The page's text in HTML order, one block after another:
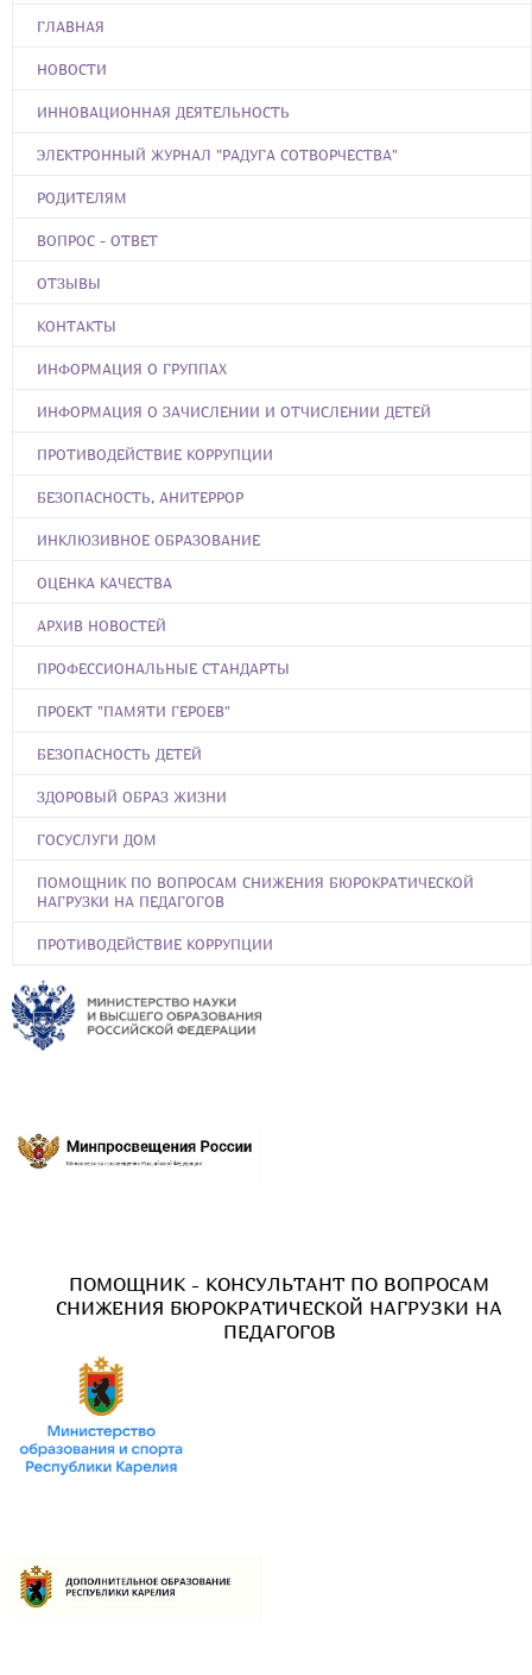
ГЛАВНАЯ
НОВОСТИ
ИННОВАЦИОННАЯ ДЕЯТЕЛЬНОСТЬ
ЭЛЕКТРОННЫЙ ЖУРНАЛ "РАДУГА СОТВОРЧЕСТВА"
РОДИТЕЛЯМ
ВОПРОС - ОТВЕТ
ОТЗЫВЫ
КОНТАКТЫ
ИНФОРМАЦИЯ О ГРУППАХ
ИНФОРМАЦИЯ О ЗАЧИСЛЕНИИ И ОТЧИСЛЕНИИ ДЕТЕЙ
ПРОТИВОДЕЙСТВИЕ КОРРУПЦИИ
БЕЗОПАСНОСТЬ, АНИТЕРРОР
ИНКЛЮЗИВНОЕ ОБРАЗОВАНИЕ
ОЦЕНКА КАЧЕСТВА
АРХИВ НОВОСТЕЙ
ПРОФЕССИОНАЛЬНЫЕ СТАНДАРТЫ
ПРОЕКТ "ПАМЯТИ ГЕРОЕВ"
БЕЗОПАСНОСТЬ ДЕТЕЙ
ЗДОРОВЫЙ ОБРАЗ ЖИЗНИ
ГОСУСЛУГИ ДОМ
ПОМОЩНИК ПО ВОПРОСАМ СНИЖЕНИЯ БЮРОКРАТИЧЕСКОЙ
НАГРУЗКИ НА ПЕДАГОГОВ
ПРОТИВОДЕЙСТВИЕ КОРРУПЦИИ
ПОМОЩНИК - КОНСУЛЬТАНТ ПО ВОПРОСАМ
СНИЖЕНИЯ БЮРОКРАТИЧЕСКОЙ НАГРУЗКИ НА
ПЕДАГОГОВ